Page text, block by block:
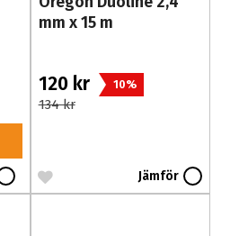
mm x 15 m
120 kr 10%
134 kr
Jämför